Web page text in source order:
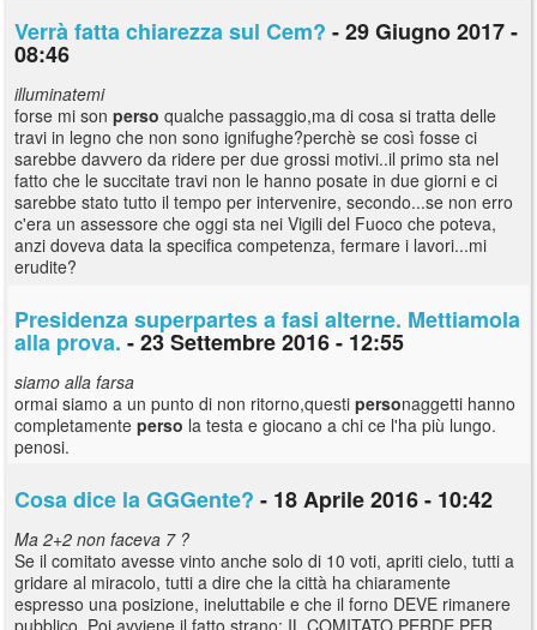
Verrà fatta chiarezza sul Cem? - 29 Giugno 2017 -
08:46
illuminatemi
forse mi son perso qualche passaggio,ma di cosa si tratta delle
travi in legno che non sono ignifughe?perchè se così fosse ci
sarebbe davvero da ridere per due grossi motivi..il primo sta nel
fatto che le succitate travi non le hanno posate in due giorni e ci
sarebbe stato tutto il tempo per intervenire, secondo...se non erro
c'era un assessore che oggi sta nei Vigili del Fuoco che poteva,
anzi doveva data la specifica competenza, fermare i lavori...mi
erudite?
Presidenza superpartes a fasi alterne. Mettiamola
alla prova. - 23 Settembre 2016 - 12:55
siamo alla farsa
ormai siamo a un punto di non ritorno,questi personaggetti hanno
completamente perso la testa e giocano a chi ce l'ha più lungo.
penosi.
Cosa dice la GGGente? - 18 Aprile 2016 - 10:42
Ma 2+2 non faceva 7 ?
Se il comitato avesse vinto anche solo di 10 voti, apriti cielo, tutti a
gridare al miracolo, tutti a dire che la città ha chiaramente
espresso una posizione, ineluttabile e che il forno DEVE rimanere
pubblico. Poi avviene il fatto strano: IL COMITATO PERDE PER